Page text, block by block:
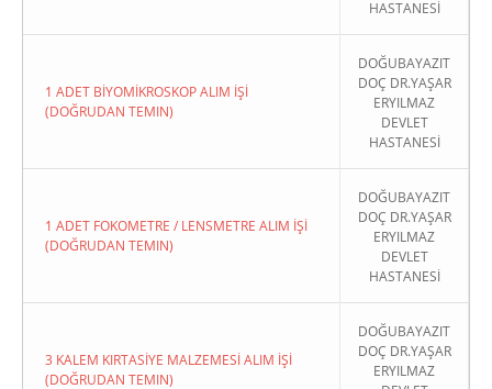
HASTANESİ
1 ADET BİYOMİKROSKOP ALIM İŞİ
(DOĞRUDAN TEMIN)
DOĞUBAYAZIT
DOÇ DR.YAŞAR
ERYILMAZ
DEVLET
HASTANESİ
1 ADET FOKOMETRE / LENSMETRE ALIM İŞİ
(DOĞRUDAN TEMIN)
DOĞUBAYAZIT
DOÇ DR.YAŞAR
ERYILMAZ
DEVLET
HASTANESİ
3 KALEM KIRTASİYE MALZEMESİ ALIM İŞİ
(DOĞRUDAN TEMIN)
DOĞUBAYAZIT
DOÇ DR.YAŞAR
ERYILMAZ